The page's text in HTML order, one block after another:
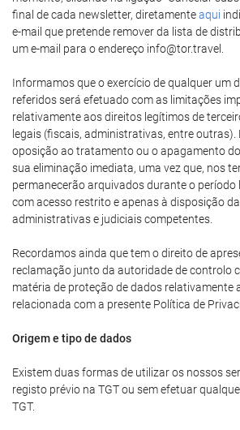
final de cada newsletter, diretamenteaqui
e-mail que pretende remover da lista de
um e-mail para o endereço info@tor.travel.
Informamos que o exercício de qualquer um
referidos será efetuado com as limitações
relativamente aos direitos legítimos de
legais (fiscais, administrativas, entre outras).
oposição ao tratamento ou o apagamento
sua eliminação imediata, uma vez que, nos
permanecerão arquivados durante o período
com acesso restrito e apenas à disposição
administrativas e judiciais competentes.
Recordamos ainda que tem o direito de
reclamação junto da autoridade de controlo
matéria de proteção de dados relativamente
relacionada com a presente Política de
Origem e tipo de dados
Existem duas formas de utilizar os nossos
registo prévio na TGT ou sem efetuar
TGT.